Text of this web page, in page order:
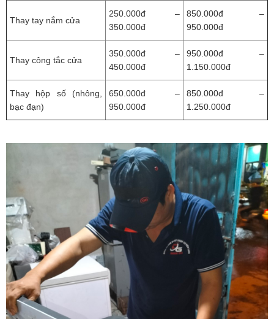
Thay tay nắm cửa
250.000đ –
350.000đ
850.000đ –
950.000đ
Thay công tắc cửa
350.000đ –
450.000đ
950.000đ –
1.150.000đ
Thay hộp số (nhông,
bạc đạn)
650.000đ –
950.000đ
850.000đ –
1.250.000đ